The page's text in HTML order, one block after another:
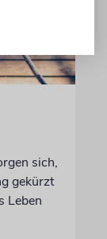
sich,
gekürzt
Leben